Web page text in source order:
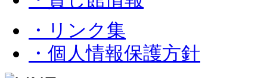
・リンク集
・個人情報保護方針